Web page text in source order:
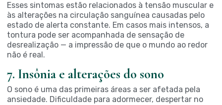
Esses sintomas estão relacionados à tensão muscular e
às alterações na circulação sanguínea causadas pelo
estado de alerta constante. Em casos mais intensos, a
tontura pode ser acompanhada de sensação de
desrealização — a impressão de que o mundo ao redor
não é real.
7. Insônia e alterações do sono
O sono é uma das primeiras áreas a ser afetada pela
ansiedade. Dificuldade para adormecer, despertar no